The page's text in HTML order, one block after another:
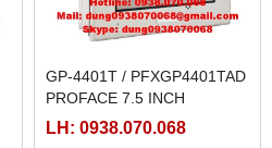
GP-4401T / PFXGP4401TAD
PROFACE 7.5 INCH
LH: 0938.070.068